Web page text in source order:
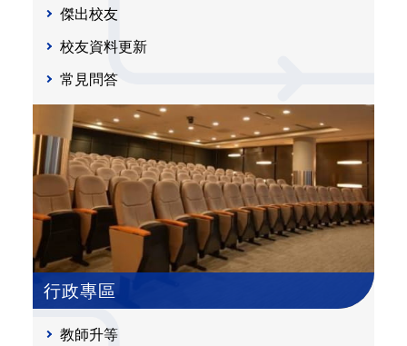
傑出校友
校友資料更新
常見問答
行政專區
教師升等